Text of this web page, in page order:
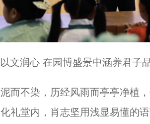
润心 在园博盛景中涵养君
不染，历经风雨而亭亭净植，
礼堂内，肖志坚用浅显易懂的